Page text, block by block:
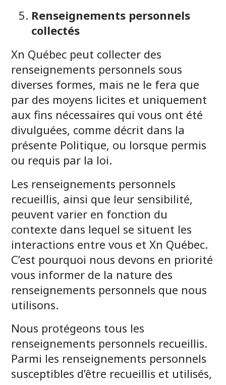
Renseignements personnels
collectés
Xn Québec peut collecter des
renseignements personnels sous
diverses formes, mais ne le fera que
par des moyens licites et uniquement
aux fins nécessaires qui vous ont été
divulguées, comme décrit dans la
présente Politique, ou lorsque permis
ou requis par la loi.
Les renseignements personnels
recueillis, ainsi que leur sensibilité,
peuvent varier en fonction du
contexte dans lequel se situent les
interactions entre vous et Xn Québec.
C’est pourquoi nous devons en priorité
vous informer de la nature des
renseignements personnels que nous
utilisons.
Nous protégeons tous les
renseignements personnels recueillis.
Parmi les renseignements personnels
susceptibles d’être recueillis et utilisés,